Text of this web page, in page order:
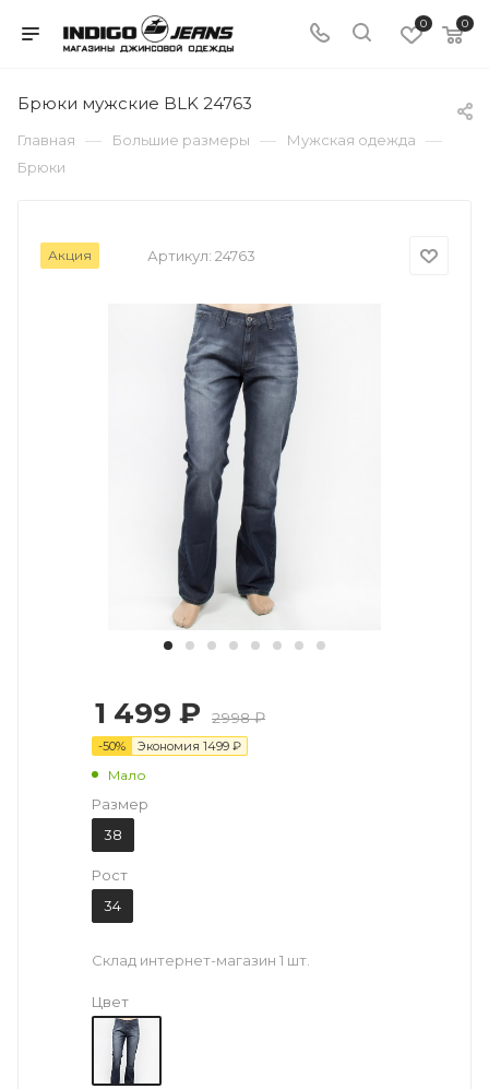
0 0
Брюки мужские BLK 24763
Главная — Большие размеры — Мужская одежда —
Брюки
Акция Артикул: 24763
1 499 ₽ 2998 ₽
-50% Экономия 1499 ₽
Мало
Размер
38
Рост
34
Склад интернет-магазин 1 шт.
Цвет